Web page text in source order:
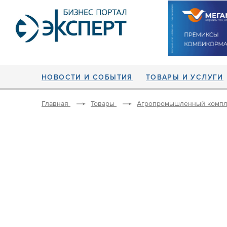
НОВОСТИ И СОБЫТИЯ ТОВАРЫ И УСЛУГИ
Главная Товары Агропромышленный